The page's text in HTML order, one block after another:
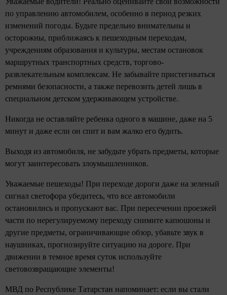
по управлению автомобилем, особенно в период резких
изменений погоды. Будьте предельно внимательны и
осторожны, приближаясь к пешеходным переходам,
учреждениям образования и культуры, местам остановок
маршрутных транспортных средств, торгово-
развлекательным комплексам. Не забывайте пристегиваться
ремнями безопасности, а также перевозить детей лишь в
специальном детском удерживающем устройстве.
Никогда не оставляйте ребенка одного в машине, даже на 5
минут и даже если он спит и вам жалко его будить.
Выходя из автомобиля, не забудьте убрать предметы, которые
могут заинтересовать злоумышленников.
Уважаемые пешеходы! При переходе дороги даже на зеленый
сигнал светофора убедитесь, что все автомобили
остановились и пропускают вас. При пересечении проезжей
части по нерегулируемому переходу снимите капюшоны и
другие предметы, ограничивающие обзор, убавьте звук в
наушниках, прогнозируйте ситуацию на дороге. При
движении в темное время суток используйте
световозвращающие элементы!
МВД по Республике Татарстан напоминает: если вы стали